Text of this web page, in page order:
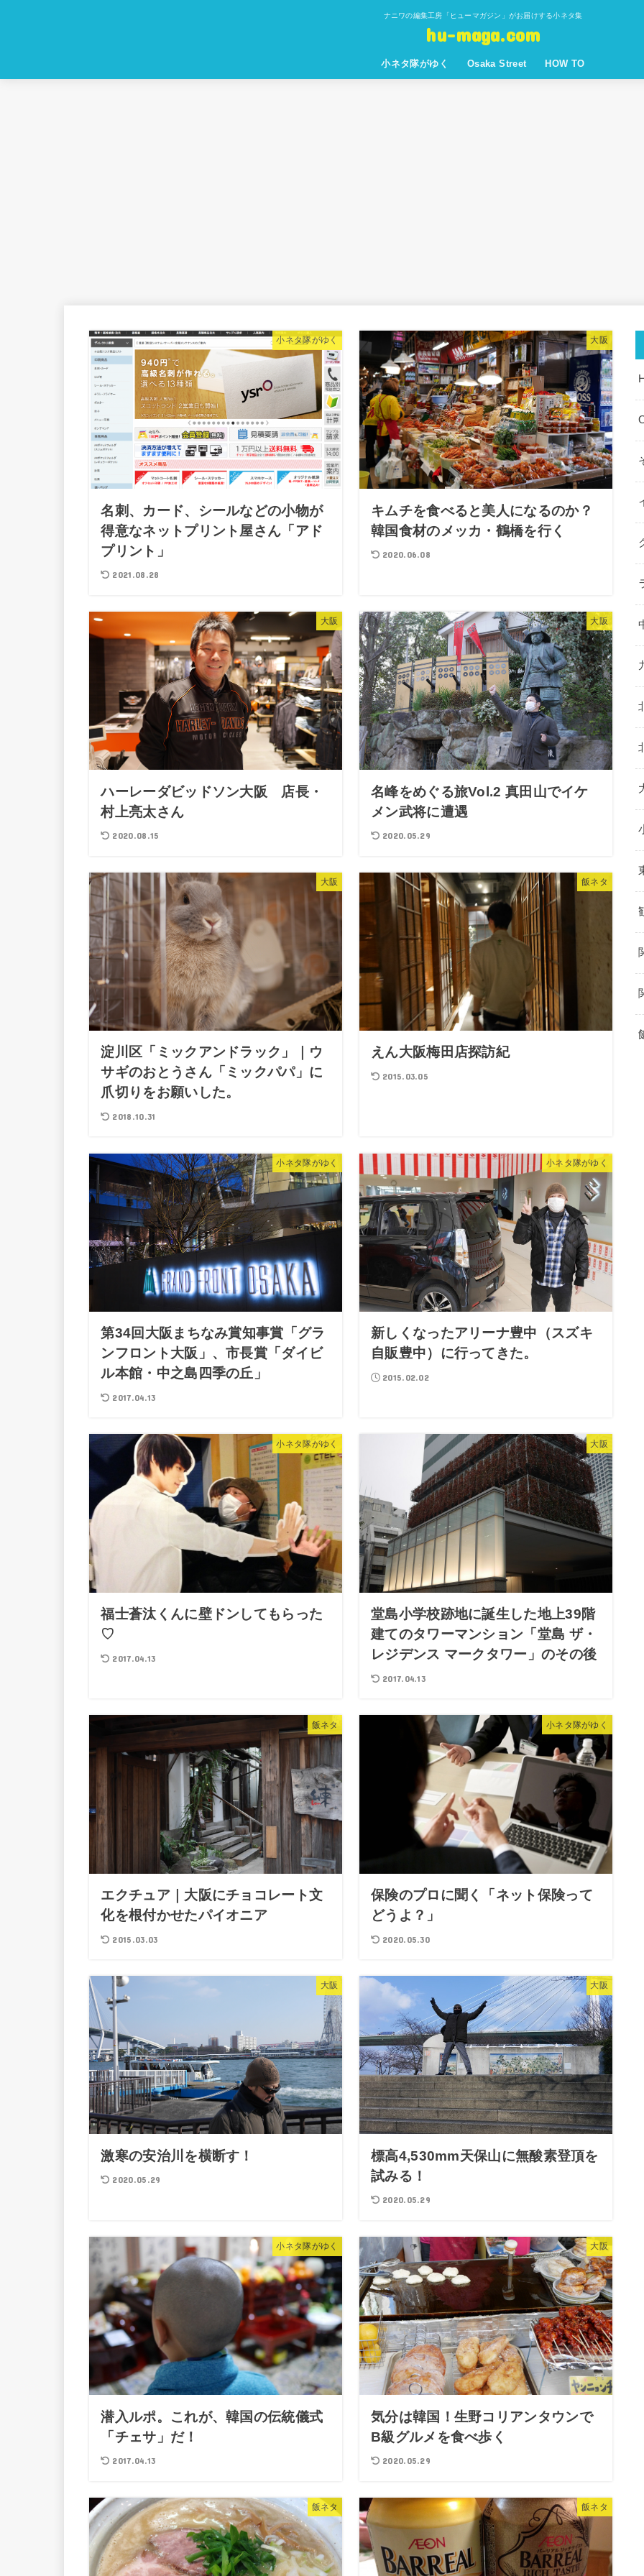
ナニワの編集工房「ヒューマガジン」がお届けする小ネタ集
hu-maga.com
小ネタ隊がゆく Osaka Street HOW TO
小ネタ隊がゆく
名刺、カード、シールなどの小物が
得意なネットプリント屋さん「アド
プリント」
2021.08.28
大阪
キムチを食べると美人になるのか？
韓国食材のメッカ・鶴橋を行く
2020.06.08
大阪
ハーレーダビッドソン大阪 店長・
村上亮太さん
2020.08.15
大阪
名峰をめぐる旅Vol.2 真田山でイケ
メン武将に遭遇
2020.05.29
大阪
淀川区「ミックアンドラック」｜ウ
サギのおとうさん「ミックパパ」に
爪切りをお願いした。
2018.10.31
飯ネタ
えん大阪梅田店探訪紀
2015.03.05
小ネタ隊がゆく
第34回大阪まちなみ賞知事賞「グラ
ンフロント大阪」、市長賞「ダイビ
ル本館・中之島四季の丘」
2017.04.13
小ネタ隊がゆく
新しくなったアリーナ豊中（スズキ
自販豊中）に行ってきた。
2015.02.02
小ネタ隊がゆく
福士蒼汰くんに壁ドンしてもらった
♡
2017.04.13
大阪
堂島小学校跡地に誕生した地上39階
建てのタワーマンション「堂島 ザ・
レジデンス マークタワー」のその後
2017.04.13
飯ネタ
エクチュア｜大阪にチョコレート文
化を根付かせたパイオニア
2015.03.03
小ネタ隊がゆく
保険のプロに聞く「ネット保険って
どうよ？」
2020.05.30
大阪
激寒の安治川を横断す！
2020.05.29
大阪
標高4,530mm天保山に無酸素登頂を
試みる！
2020.05.29
小ネタ隊がゆく
潜入ルポ。これが、韓国の伝統儀式
「チェサ」だ！
2017.04.13
大阪
気分は韓国！生野コリアンタウンで
B級グルメを食べ歩く
2020.05.29
飯ネタ 飯ネタ